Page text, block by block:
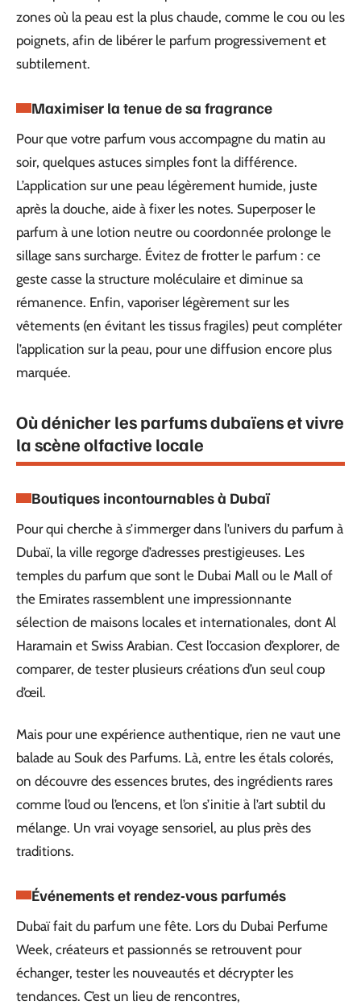
zones où la peau est la plus chaude, comme le cou ou les
poignets, afin de libérer le parfum progressivement et
subtilement.
Maximiser la tenue de sa fragrance
Pour que votre parfum vous accompagne du matin au
soir, quelques astuces simples font la différence.
L’application sur une peau légèrement humide, juste
après la douche, aide à fixer les notes. Superposer le
parfum à une lotion neutre ou coordonnée prolonge le
sillage sans surcharge. Évitez de frotter le parfum : ce
geste casse la structure moléculaire et diminue sa
rémanence. Enfin, vaporiser légèrement sur les
vêtements (en évitant les tissus fragiles) peut compléter
l’application sur la peau, pour une diffusion encore plus
marquée.
Où dénicher les parfums dubaïens et vivre
la scène olfactive locale
Boutiques incontournables à Dubaï
Pour qui cherche à s’immerger dans l’univers du parfum à
Dubaï, la ville regorge d’adresses prestigieuses. Les
temples du parfum que sont le Dubai Mall ou le Mall of
the Emirates rassemblent une impressionnante
sélection de maisons locales et internationales, dont Al
Haramain et Swiss Arabian. C’est l’occasion d’explorer, de
comparer, de tester plusieurs créations d’un seul coup
d’œil.
Mais pour une expérience authentique, rien ne vaut une
balade au Souk des Parfums. Là, entre les étals colorés,
on découvre des essences brutes, des ingrédients rares
comme l’oud ou l’encens, et l’on s’initie à l’art subtil du
mélange. Un vrai voyage sensoriel, au plus près des
traditions.
Événements et rendez-vous parfumés
Dubaï fait du parfum une fête. Lors du Dubai Perfume
Week, créateurs et passionnés se retrouvent pour
échanger, tester les nouveautés et décrypter les
tendances. C’est un lieu de rencontres,